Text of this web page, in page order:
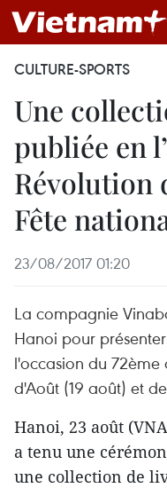
CULTURE-SPORTS
Une
publiée en
Révolution
Fête
23/08/2017 01:20
La compagnie
Hanoi pour
l'occasion du
d'Août (19 août) et
Hanoi, 23 août
a tenu une
une collection de